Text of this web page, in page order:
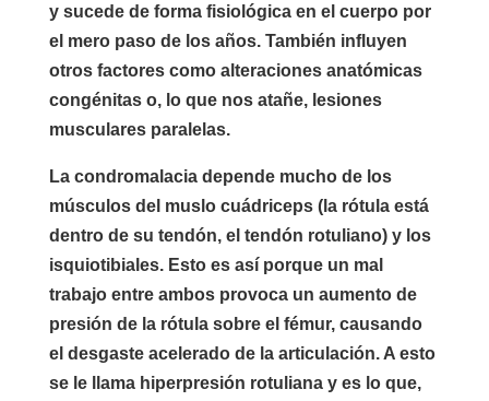
y sucede de forma fisiológica en el cuerpo por
el mero paso de los años. También influyen
otros factores como alteraciones anatómicas
congénitas o, lo que nos atañe, lesiones
musculares paralelas.
La condromalacia depende mucho de los
músculos del muslo cuádriceps (la rótula está
dentro de su tendón, el tendón rotuliano) y los
isquiotibiales. Esto es así porque un mal
trabajo entre ambos provoca un aumento de
presión de la rótula sobre el fémur, causando
el desgaste acelerado de la articulación. A esto
se le llama hiperpresión rotuliana y es lo que,